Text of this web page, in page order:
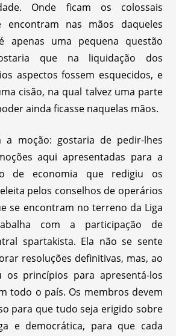
Onde ficam os colossais
encontram nas mãos daqueles
apenas uma pequena questão
que na liquidação dos
aspectos fossem esquecidos, e
cisão, na qual talvez uma parte
ainda ficasse naquelas mãos.
a moção: gostaria de pedir-lhes
aqui apresentadas para a
de economia que redigiu os
pelos conselhos de operários
se encontram no terreno da Liga
com a participação de
spartakista. Ela não se sente
resoluções definitivas, mas, ao
os princípios para apresentá-los
todo o país. Os membros devem
para que tudo seja erigido sobre
e democrática, para que cada